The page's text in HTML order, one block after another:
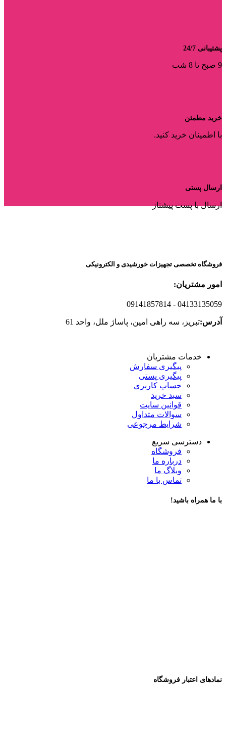
پشتیبانی 24/7
9 صبح تا 8 شب
خرید مطمئن
با اطمینان خرید کنید.
ارسال پستی
ارسال با پست پیشتاز
فروشگاه تخصصی تجهیزات خورشیدی و الکترونیکی
امور مشتریان:
- 04133135059
09141857814
آدرس:تبریز، سه راهی امین، پاساژ ملل، واحد 61
خدمات مشتریان
پیگیری سفارش
پیگیری پستی
حساب کاربری
سبد خرید
قوانین سایت
سوالات متداول
شرایط مرجوعی
دسترسی سریع
فروشگاه
درباره ما
وبلاگ ما
تماس با ما
با ما همراه باشید!
نمادهای اعتبار فروشگاه